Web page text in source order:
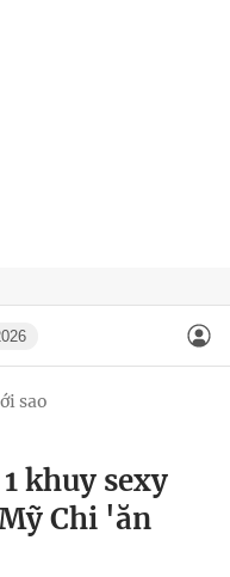
sao
khuy sexy
Chi 'ăn